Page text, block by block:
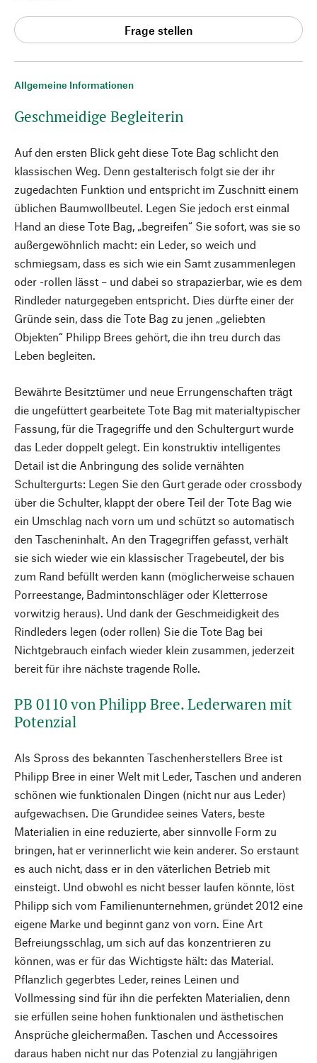
Allgemeine Informationen
Geschmeidige Begleiterin
Auf den ersten Blick geht diese Tote Bag schlicht den
klassischen Weg. Denn gestalterisch folgt sie der ihr
zugedachten Funktion und entspricht im Zuschnitt einem
üblichen Baumwollbeutel. Legen Sie jedoch erst einmal
Hand an diese Tote Bag, „begreifen“ Sie sofort, was sie so
außergewöhnlich macht: ein Leder, so weich und
schmiegsam, dass es sich wie ein Samt zusammenlegen
oder -rollen lässt – und dabei so strapazierbar, wie es dem
Rindleder naturgegeben entspricht. Dies dürfte einer der
Gründe sein, dass die Tote Bag zu jenen „geliebten
Objekten“ Philipp Brees gehört, die ihn treu durch das
Leben begleiten.
Bewährte Besitztümer und neue Errungenschaften trägt
die ungefüttert gearbeitete Tote Bag mit materialtypischer
Fassung, für die Tragegriffe und den Schultergurt wurde
das Leder doppelt gelegt. Ein konstruktiv intelligentes
Detail ist die Anbringung des solide vernähten
Schultergurts: Legen Sie den Gurt gerade oder crossbody
über die Schulter, klappt der obere Teil der Tote Bag wie
ein Umschlag nach vorn um und schützt so automatisch
den Tascheninhalt. An den Tragegriffen gefasst, verhält
sie sich wieder wie ein klassischer Tragebeutel, der bis
zum Rand befüllt werden kann (möglicherweise schauen
Porreestange, Badmintonschläger oder Kletterrose
vorwitzig heraus). Und dank der Geschmeidigkeit des
Rindleders legen (oder rollen) Sie die Tote Bag bei
Nichtgebrauch einfach wieder klein zusammen, jederzeit
bereit für ihre nächste tragende Rolle.
PB 0110 von Philipp Bree. Lederwaren mit
Potenzial
Als Spross des bekannten Taschenherstellers Bree ist
Philipp Bree in einer Welt mit Leder, Taschen und anderen
schönen wie funktionalen Dingen (nicht nur aus Leder)
aufgewachsen. Die Grundidee seines Vaters, beste
Materialien in eine reduzierte, aber sinnvolle Form zu
bringen, hat er verinnerlicht wie kein anderer. So erstaunt
es auch nicht, dass er in den väterlichen Betrieb mit
einsteigt. Und obwohl es nicht besser laufen könnte, löst
Philipp sich vom Familienunternehmen, gründet 2012 eine
eigene Marke und beginnt ganz von vorn. Eine Art
Befreiungsschlag, um sich auf das konzentrieren zu
können, was er für das Wichtigste hält: das Material.
Pflanzlich gegerbtes Leder, reines Leinen und
Vollmessing sind für ihn die perfekten Materialien, denn
sie erfüllen seine hohen funktionalen und ästhetischen
Ansprüche gleichermaßen. Taschen und Accessoires
daraus haben nicht nur das Potenzial zu langjährigen
Frage stellen